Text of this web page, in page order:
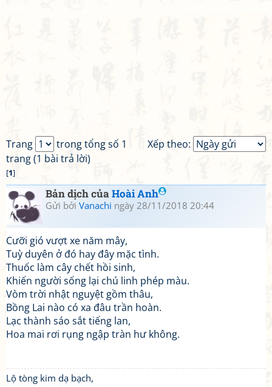
Xếp theo:
Trang
trong tổng số 1
trang (1 bài trả lời)
[1]
Bản dịch củaHoài Anh
Gửi bởi Vanachi ngày 28/11/2018 20:44
Cưỡi gió vượt xe năm mây,
Tuỳ duyên ở đó hay đây mặc tình.
Thuốc làm cây chết hồi sinh,
Khiến người sống lại chú linh phép màu.
Vòm trời nhật nguyệt gồm thâu,
Bồng Lai nào có xa đâu trần hoàn.
Lạc thành sáo sắt tiếng lan,
Hoa mai rơi rụng ngập tràn hư không.
Lộ tòng kim dạ bạch,